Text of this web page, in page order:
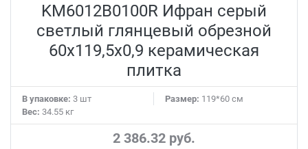
KM6012B0100R Ифран серый
светлый глянцевый обрезной
60x119,5x0,9 керамическая
плитка
В упаковке: 3 шт Размер: 119*60 см
Вес: 34.55 кг
2 386.32 руб.